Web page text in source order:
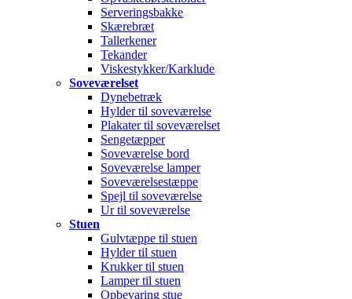
Serveringsbakke
Skærebræt
Tallerkener
Tekander
Viskestykker/Karklude
Soveværelset
Dynebetræk
Hylder til soveværelse
Plakater til soveværelset
Sengetæpper
Soveværelse bord
Soveværelse lamper
Soveværelsestæppe
Spejl til soveværelse
Ur til soveværelse
Stuen
Gulvtæppe til stuen
Hylder til stuen
Krukker til stuen
Lamper til stuen
Opbevaring stue